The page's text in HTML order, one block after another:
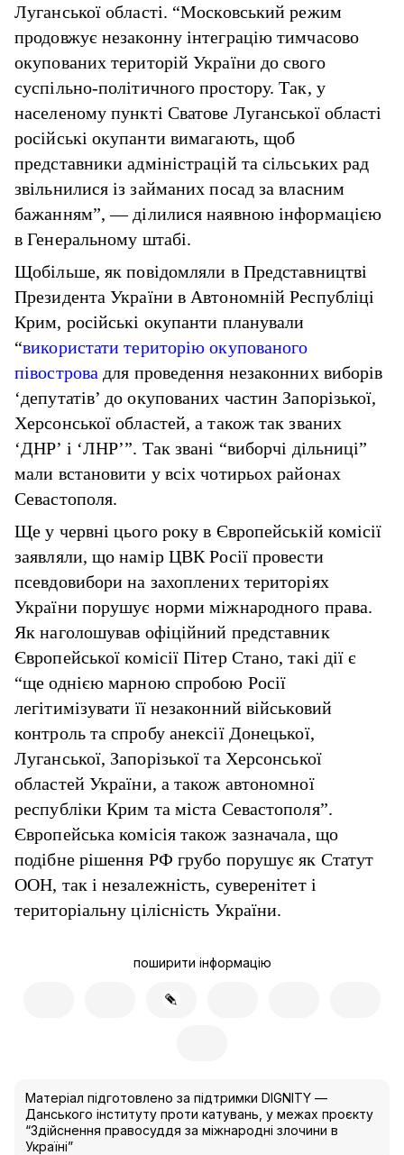
Луганської області. “Московський режим
продовжує незаконну інтеграцію тимчасово
окупованих територій України до свого
суспільно-політичного простору. Так, у
населеному пункті Сватове Луганської області
російські окупанти вимагають, щоб
представники адміністрацій та сільських рад
звільнилися із займаних посад за власним
бажанням”, — ділилися наявною інформацією
в Генеральному штабі.
Щобільше, як повідомляли в Представництві
Президента України в Автономній Республіці
Крим, російські окупанти планували
“використати територію окупованого
півострова для проведення незаконних виборів
‘депутатів’ до окупованих частин Запорізької,
Херсонської областей, а також так званих
‘ДНР’ і ‘ЛНР’”. Так звані “виборчі дільниці”
мали встановити у всіх чотирьох районах
Севастополя.
Ще у червні цього року в Європейській комісії
заявляли, що намір ЦВК Росії провести
псевдовибори на захоплених територіях
України порушує норми міжнародного права.
Як наголошував офіційний представник
Європейської комісії Пітер Стано, такі дії є
“ще однією марною спробою Росії
легітимізувати її незаконний військовий
контроль та спробу анексії Донецької,
Луганської, Запорізької та Херсонської
областей України, а також автономної
республіки Крим та міста Севастополя”.
Європейська комісія також зазначала, що
подібне рішення РФ грубо порушує як Статут
ООН, так і незалежність, суверенітет і
територіальну цілісність України.
поширити інформацію
Матеріал підготовлено за підтримки DIGNITY —
Данського інституту проти катувань, у межах проєкту
“Здійснення правосуддя за міжнародні злочини в
Україні”